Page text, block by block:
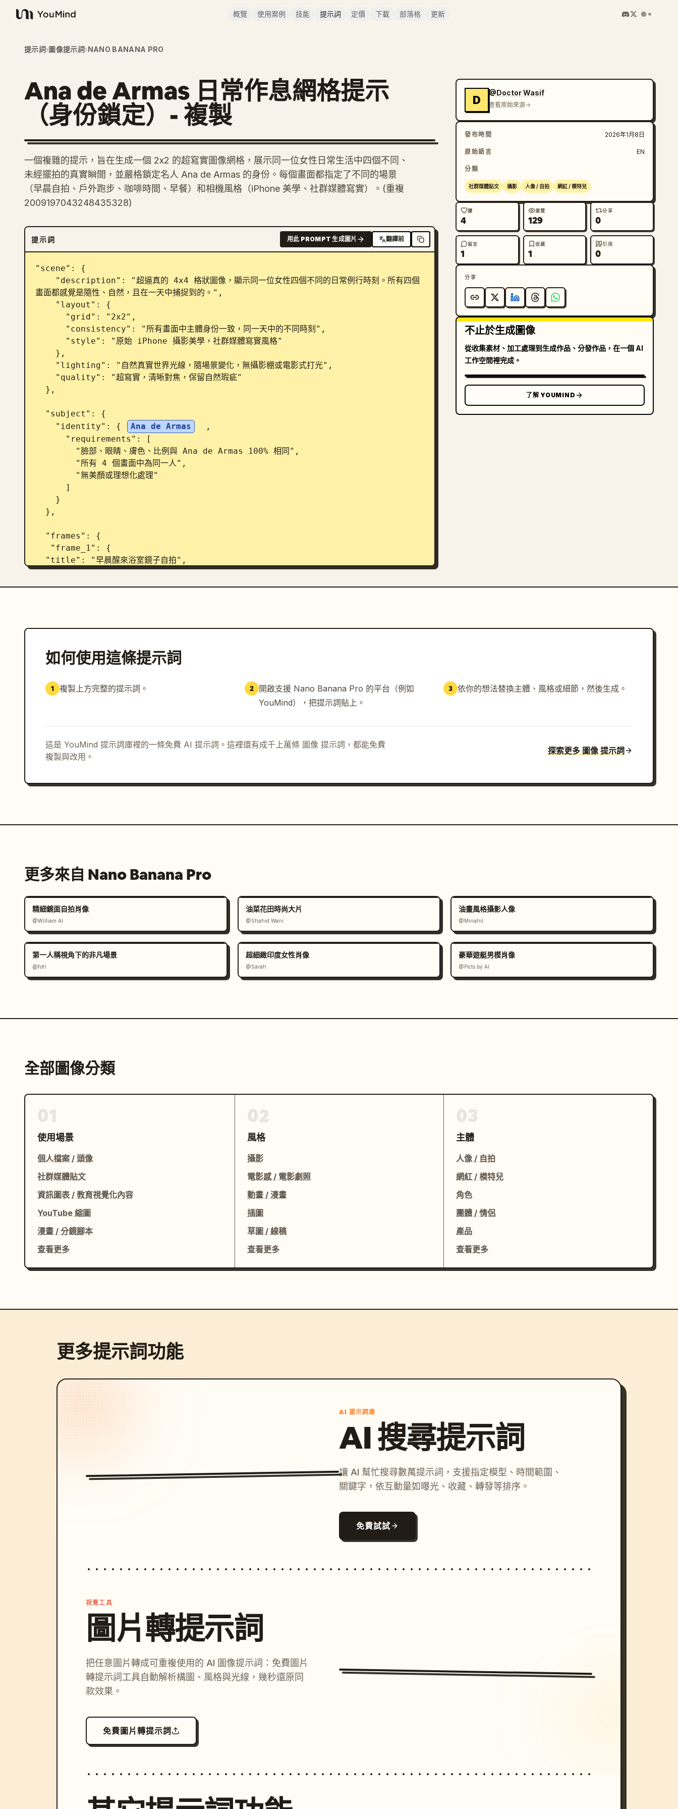
YouMind
概覽 使用案例 技能 提示詞 定價 下載 部落格 更新
提示詞›圖像提示詞›NANO BANANA PRO
Ana de Armas 日常作息網格提示
（身份鎖定）- 複製
一個複雜的提示，旨在生成一個 2x2 的超寫實圖像網格，展示同一位女性日常生活中四個不同、
未經擺拍的真實瞬間，並嚴格鎖定名人 Ana de Armas 的身份。每個畫面都指定了不同的場景
（早晨自拍、戶外跑步、咖啡時間、早餐）和相機風格（iPhone 美學、社群媒體寫實）。(重複
2009197043248435328)
提示詞 用此 PROMPT 生成圖片 翻譯前
"scene": {
畫面都感覺是隨性、自然，且在一天中捕捉到的。",
    "identity": {
Ana de Armas
  ,
  "environment": "家裡浴室",
  "pose": "隨意站在浴室鏡子前，拿著手機自拍",
    "無妝或極淡妝",
    "不完美的鏡子構圖，未置中",
    "自然浴室光線，無刺眼陰影"
    "frame_2": {
      "clothing": {
      },
      "details": [
        "無誇張的動態模糊",
        "運動寫實主義"
      ],
      "vibe": "運動中被捕捉"
    },
    "frame_3": {
      "camera": "隨手自拍",
        "咖啡杯在啜飲中",
        "自然姿勢",
      ],
    "frame_4": {
      "title": "戶外早餐 – 由他人拍攝",
      "pose": "自然地吃早餐，未察覺鏡頭",
      "camera": "由另一個人拍攝的照片",
D
@Doctor Wasif
查看原始來源
發布時間 2026年1月8日
原始語言 EN
分類
社群媒體貼文 攝影 人像 / 自拍 網紅 / 模特兒
讚
4
瀏覽
129
分享
0
留言
1
收藏
1
引用
0
分享
不止於生成圖像
從收集素材、加工處理到生成作品、分發作品，在一個 AI
工作空間裡完成。
了解 YOUMIND
如何使用這條提示詞
1 複製上方完整的提示詞。 2 開啟支援 Nano Banana Pro 的平台（例如
YouMind），把提示詞貼上。
3 依你的想法替換主體、風格或細節，然後生成。
這是 YouMind 提示詞庫裡的一條免費 AI 提示詞。這裡還有成千上萬條 圖像 提示詞，都能免費
複製與改用。
探索更多 圖像 提示詞
更多來自 Nano Banana Pro
精細鏡面自拍肖像
@William AI
油菜花田時尚大片
@Shahid Wani
油畫風格攝影人像
@Minahil
第一人稱視角下的非凡場景
@fofr
超細緻印度女性肖像
@Sarah
豪華遊艇男模肖像
@Picts by AI
全部圖像分類
使用場景
個人檔案 / 頭像
社群媒體貼文
資訊圖表 / 教育視覺化內容
YouTube 縮圖
漫畫 / 分鏡腳本
查看更多
風格
攝影
電影感 / 電影劇照
動畫 / 漫畫
插圖
草圖 / 線稿
查看更多
主體
人像 / 自拍
網紅 / 模特兒
角色
團體 / 情侶
產品
查看更多
更多提示詞功能
AI 提示詞庫
AI 搜尋提示詞
讓 AI 幫忙搜尋數萬提示詞，支援指定模型、時間範圍、
關鍵字，依互動量如曝光、收藏、轉發等排序。
免費試試
視覺工具
圖片轉提示詞
把任意圖片轉成可重複使用的 AI 圖像提示詞：免費圖片
轉提示詞工具自動解析構圖、風格與光線，幾秒還原同
款效果。
免費圖片轉提示詞